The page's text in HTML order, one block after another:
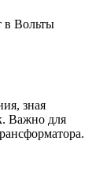
Вольты
зная
Важно для